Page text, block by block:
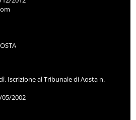
Iscrizione al Tribunale di Aosta n.
2002